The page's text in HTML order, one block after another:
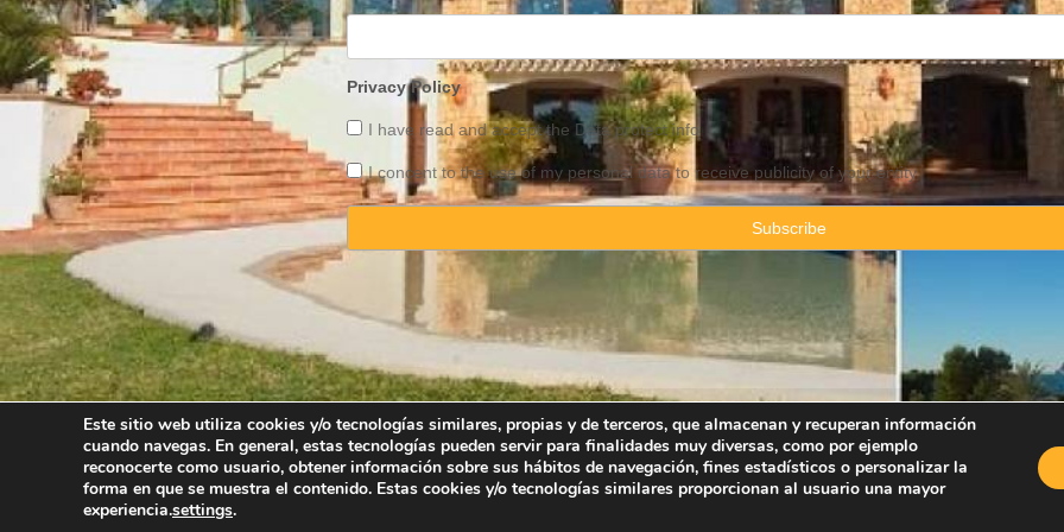
Privacy Policy
I have read and accept the Dataprotect info
I concent to the use of my personal data to receive publicity of your entity
Copyright © 2025 Property Consulting Spain By JadeVillas S.L. ·Legal advice Privacy
Este sitio web utiliza cookies y/o tecnologías similares, propias y de terceros, que almacenan y recuperan información
cuando navegas. En general, estas tecnologías pueden servir para finalidades muy diversas, como por ejemplo
reconocerte como usuario, obtener información sobre sus hábitos de navegación, fines estadísticos o personalizar la
forma en que se muestra el contenido. Estas cookies y/o tecnologías similares proporcionan al usuario una mayor
experiencia.settings.